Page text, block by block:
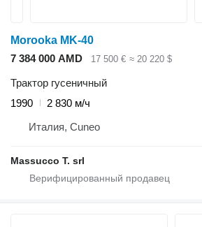
Morooka MK-40
7 384 000 AMD
17 500 € ≈ 20 220 $
Трактор гусеничный
1990
2 830 м/ч
Италия, Cuneo
Massucco T. srl